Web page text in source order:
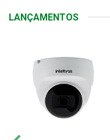
LANÇAMENTOS